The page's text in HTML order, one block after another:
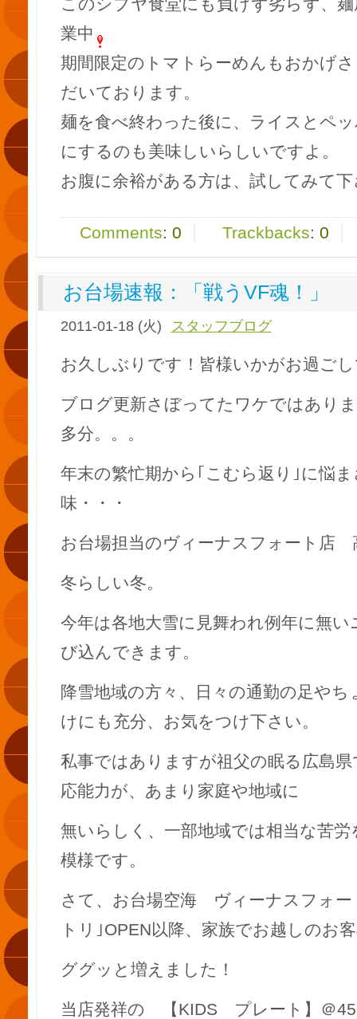
業中
期間限定のトマトらーめんもおかげ
だいております。
麺を食べ終わった後に、ライスとペ
にするのも美味しいらしいですよ。
お腹に余裕がある方は、試してみて
Comments: 0 Trackbacks: 0
お台場速報：「戦うVF魂！」
2011-01-18 (火) スタッフブログ
お久しぶりです！皆様いかがお過ご
ブログ更新さぼってたワケではあり
多分。。。
年末の繁忙期から｢こむら返り｣に悩
味・・・
お台場担当のヴィーナスフォート
冬らしい冬。
今年は各地大雪に見舞われ例年に無い
び込んできます。
降雪地域の方々、日々の通勤の足や
けにも充分、お気をつけ下さい。
私事ではありますが祖父の眠る広島
応能力が、あまり家庭や地域に
無いらしく、一部地域では相当な苦
模様です。
さて、お台場空海 ヴィーナスフォー
トリ｣OPEN以降、家族でお越しのお
ググッと増えました！
当店発祥の 【KIDS プレート】＠